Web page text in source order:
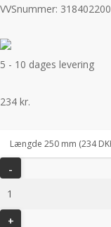
VVSnummer: 318402200
5 - 10 dages levering
234 kr.